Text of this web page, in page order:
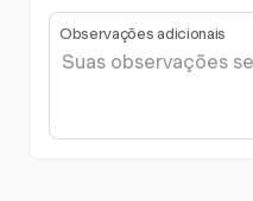
Observações adicionais